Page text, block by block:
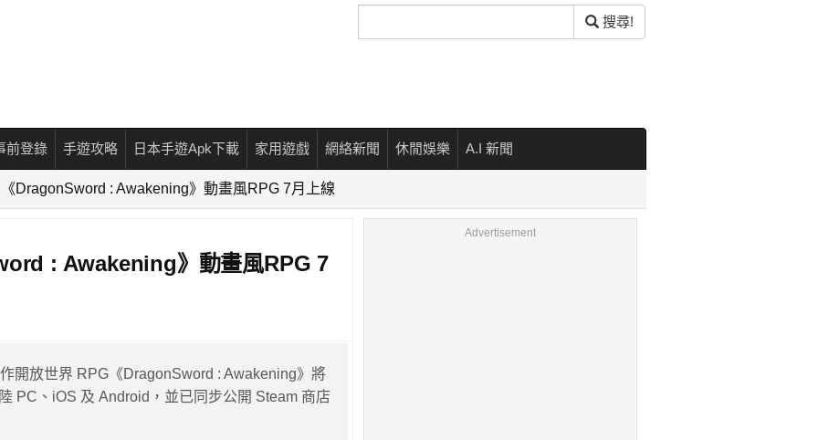
尋
搜尋!
前登錄 手遊攻略 日本手遊Apk下載 家用遊戲 網絡新聞 休閒娛樂 A.I 新聞
DragonSword : Awakening》動畫風RPG 7月上線
: Awakening》動畫風RPG 7
開放世界 RPG《DragonSword : Awakening》將
PC、iOS 及 Android，並已同步公開 Steam 商店
Advertisement